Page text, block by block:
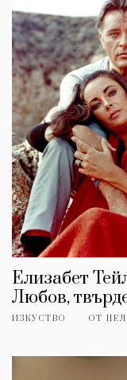
Елизабет
Любов,
ИЗКУСТВО ОТ